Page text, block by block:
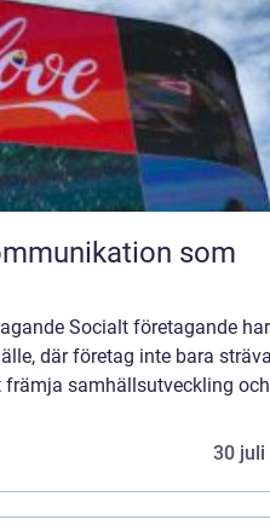
Socialt företagande har
där företag inte bara
samhällsutveckling
30 juli